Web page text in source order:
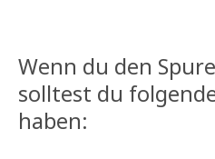
Wenn du den
solltest du
haben: